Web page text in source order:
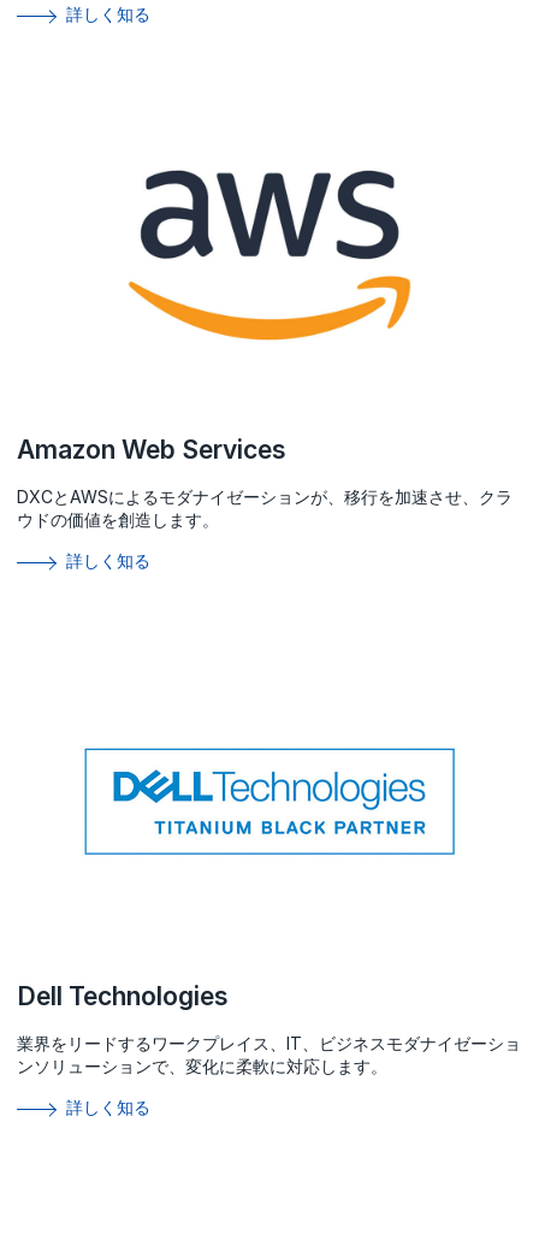
詳しく知る
Amazon Web Services
DXCとAWSによるモダナイゼーションが、移行を加速させ、クラ
ウドの価値を創造します。
詳しく知る
Dell Technologies
業界をリードするワークプレイス、IT、ビジネスモダナイゼーショ
ンソリューションで、変化に柔軟に対応します。
詳しく知る